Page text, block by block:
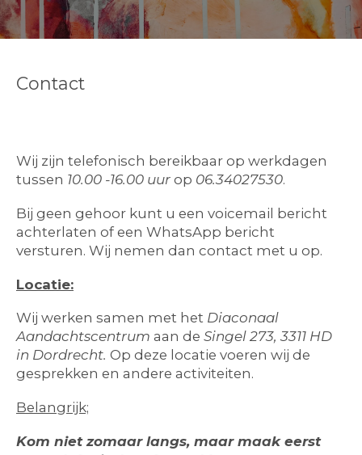
Contact
Wij zijn telefonisch bereikbaar op werkdagen
tussen 10.00 -16.00 uur op 06.34027530.
Bij geen gehoor kunt u een voicemail bericht
achterlaten of een WhatsApp bericht
versturen. Wij nemen dan contact met u op.
Locatie:
Wij werken samen met het Diaconaal
Aandachtscentrum aan de Singel 273, 3311 HD
in Dordrecht. Op deze locatie voeren wij de
gesprekken en andere activiteiten.
Belangrijk;
Kom niet zomaar langs, maar maak eerst